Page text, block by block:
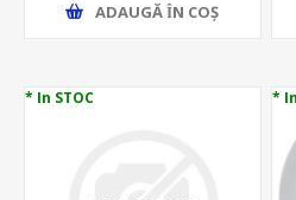
ADAUGĂ ȊN COŞ
* In STOC *